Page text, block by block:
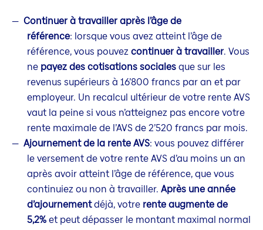
Continuer à travailler après l’âge de
référence: lorsque vous avez atteint l’âge de
référence, vous pouvezcontinuer à travailler. Vous
ne payez des cotisations socialesque sur les
revenus supérieurs à 16’800 francs par an et par
employeur. Un recalcul ultérieur de votre rente AVS
vaut la peine si vous n’atteignez pas encore votre
rente maximale de l’AVS de 2’520 francs par mois.
Ajournement de la rente AVS: vous pouvez différer
le versement de votre rente AVS d’au moins un an
après avoir atteint l’âge de référence, que vous
continuiez ou non à travailler. Après une année
d’ajournementdéjà, votre rente augmente de
5,2%et peut dépasser le montant maximal normal